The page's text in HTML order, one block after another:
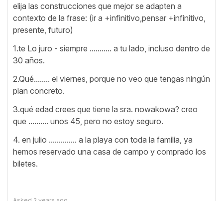
elija las construcciones que mejor se adapten a
contexto de la frase: (ir a +infinitivo,pensar +infinitivo,
presente, futuro)
1.te Lo juro - siempre ........... a tu lado, incluso dentro de
30 años.
2.Qué........ el viernes, porque no veo que tengas ningún
plan concreto.
3.qué edad crees que tiene la sra. nowakowa? creo
que .......... unos 45, pero no estoy seguro.
4. en julio .............. a la playa con toda la familia, ya
hemos reservado una casa de campo y comprado los
biletes.